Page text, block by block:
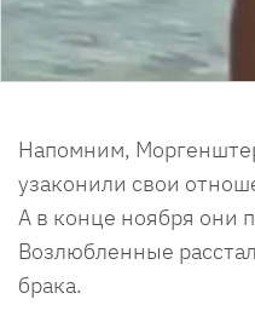
Напомним,
узаконили свои
А в конце ноября они
Возлюбленные
брака.